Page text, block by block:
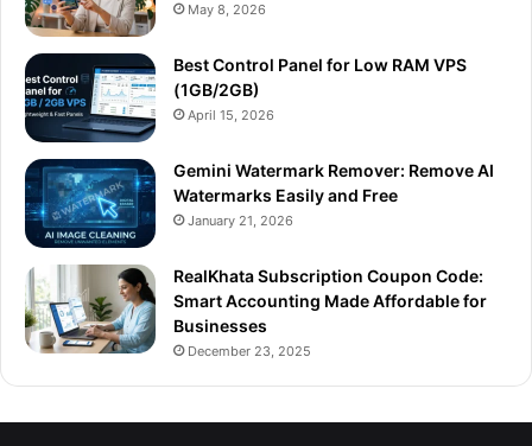
May 8, 2026
Best Control Panel for Low RAM VPS
(1GB/2GB)
April 15, 2026
Gemini Watermark Remover: Remove AI
Watermarks Easily and Free
January 21, 2026
RealKhata Subscription Coupon Code:
Smart Accounting Made Affordable for
Businesses
December 23, 2025